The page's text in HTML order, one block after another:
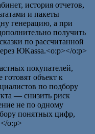
история отчетов,
и пакеты
генерацию, а при
получить
по рассчитанной
ЮKassa.<o:p></o:p>
покупателей,
готовят объект к
по подбору
— снизить риск
не по одному
понятных цифр,
o:p>